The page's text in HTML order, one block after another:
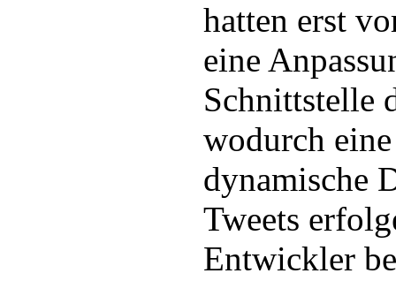
hatten erst
eine
Schnittstelle
wodurch
dynamische
Tweets
Entwickler